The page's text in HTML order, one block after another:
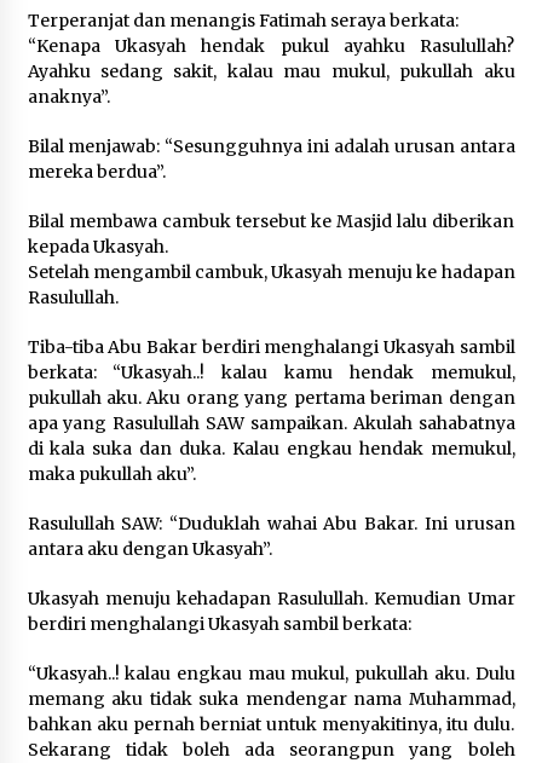
Terperanjat dan menangis Fatimah seraya berkata:
“Kenapa Ukasyah hendak pukul ayahku Rasulullah?
Ayahku sedang sakit, kalau mau mukul, pukullah aku
anaknya”.
Bilal menjawab: “Sesungguhnya ini adalah urusan antara
mereka berdua”.
Bilal membawa cambuk tersebut ke Masjid lalu diberikan
kepada Ukasyah.
Setelah mengambil cambuk, Ukasyah menuju ke hadapan
Rasulullah.
Tiba-tiba Abu Bakar berdiri menghalangi Ukasyah sambil
berkata: “Ukasyah..! kalau kamu hendak memukul,
pukullah aku. Aku orang yang pertama beriman dengan
apa yang Rasulullah SAW sampaikan. Akulah sahabatnya
di kala suka dan duka. Kalau engkau hendak memukul,
maka pukullah aku”.
Rasulullah SAW: “Duduklah wahai Abu Bakar. Ini urusan
antara aku dengan Ukasyah”.
Ukasyah menuju kehadapan Rasulullah. Kemudian Umar
berdiri menghalangi Ukasyah sambil berkata:
“Ukasyah..! kalau engkau mau mukul, pukullah aku. Dulu
memang aku tidak suka mendengar nama Muhammad,
bahkan aku pernah berniat untuk menyakitinya, itu dulu.
Sekarang tidak boleh ada seorangpun yang boleh